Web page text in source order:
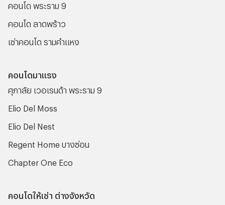
คอนโด พระราม 9
คอนโด ลาดพร้าว
เช่าคอนโด รามคําแหง
คอนโดมาแรง
ศุภาลัย เวอเรนด้า พระราม 9
Elio Del Moss
Elio Del Nest
Regent Home บางซ่อน
Chapter One Eco
คอนโดให้เช่า ต่างจังหวัด